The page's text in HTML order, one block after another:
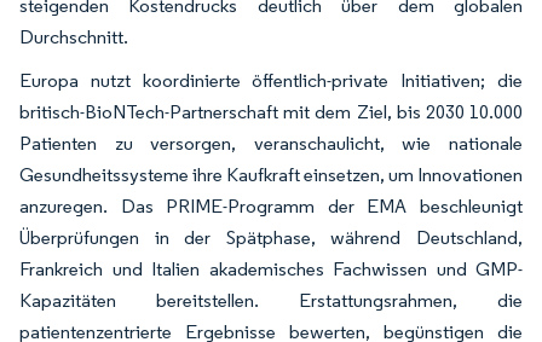
steigenden Kostendrucks deutlich über dem globalen
Durchschnitt.
Europa nutzt koordinierte öffentlich-private Initiativen; die
britisch-BioNTech-Partnerschaft mit dem Ziel, bis 2030 10.000
Patienten zu versorgen, veranschaulicht, wie nationale
Gesundheitssysteme ihre Kaufkraft einsetzen, um Innovationen
anzuregen. Das PRIME-Programm der EMA beschleunigt
Überprüfungen in der Spätphase, während Deutschland,
Frankreich und Italien akademisches Fachwissen und GMP-
Kapazitäten bereitstellen. Erstattungsrahmen, die
patientenzentrierte Ergebnisse bewerten, begünstigen die